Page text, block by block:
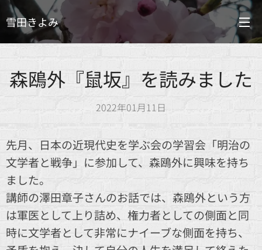
雪田きよみ
森鴎外『鼠坂』を読みました
2022年01月11日
先月、日本の近現代史を学ぶ会の学習会「明治の
文学者と戦争」に参加して、森鴎外に興味を持ち
ました。
講師の澤田章子さんのお話では、森鴎外という方
は軍医として上り詰め、権力者としての側面と同
時に文学者として非常にナイーブな側面を持ち、